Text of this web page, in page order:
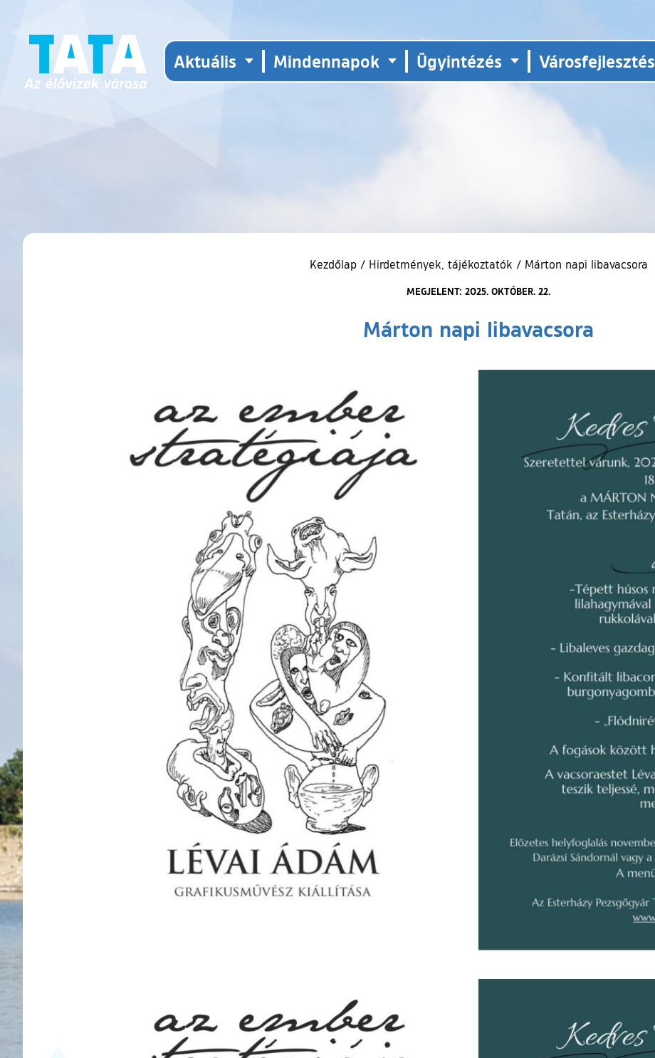
Aktuális Mindennapok Ügyintézés Városfejlesztés
Kezdőlap / Hirdetmények, tájékoztatók / Márton napi libavacsora
MEGJELENT: 2025. OKTÓBER. 22.
Márton napi libavacsora